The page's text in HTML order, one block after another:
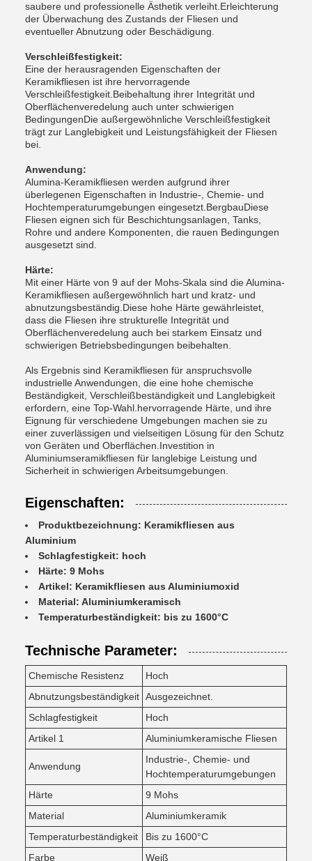
saubere und professionelle Ästhetik verleiht.Erleichterung
der Überwachung des Zustands der Fliesen und
eventueller Abnutzung oder Beschädigung.
Verschleißfestigkeit:
Eine der herausragenden Eigenschaften der
Keramikfliesen ist ihre hervorragende
Verschleißfestigkeit.Beibehaltung ihrer Integrität und
Oberflächenveredelung auch unter schwierigen
BedingungenDie außergewöhnliche Verschleißfestigkeit
trägt zur Langlebigkeit und Leistungsfähigkeit der Fliesen
bei.
Anwendung:
Alumina-Keramikfliesen werden aufgrund ihrer
überlegenen Eigenschaften in Industrie-, Chemie- und
Hochtemperaturumgebungen eingesetzt.BergbauDiese
Fliesen eignen sich für Beschichtungsanlagen, Tanks,
Rohre und andere Komponenten, die rauen Bedingungen
ausgesetzt sind.
Härte:
Mit einer Härte von 9 auf der Mohs-Skala sind die Alumina-
Keramikfliesen außergewöhnlich hart und kratz- und
abnutzungsbeständig.Diese hohe Härte gewährleistet,
dass die Fliesen ihre strukturelle Integrität und
Oberflächenveredelung auch bei starkem Einsatz und
schwierigen Betriebsbedingungen beibehalten.
Als Ergebnis sind Keramikfliesen für anspruchsvolle
industrielle Anwendungen, die eine hohe chemische
Beständigkeit, Verschleißbeständigkeit und Langlebigkeit
erfordern, eine Top-Wahl.hervorragende Härte, und ihre
Eignung für verschiedene Umgebungen machen sie zu
einer zuverlässigen und vielseitigen Lösung für den Schutz
von Geräten und Oberflächen.Investition in
Aluminiumseramikfliesen für langlebige Leistung und
Sicherheit in schwierigen Arbeitsumgebungen.
Eigenschaften:
Produktbezeichnung: Keramikfliesen aus
Aluminium
Schlagfestigkeit: hoch
Härte: 9 Mohs
Artikel: Keramikfliesen aus Aluminiumoxid
Material: Aluminiumkeramisch
Temperaturbeständigkeit: bis zu 1600°C
Technische Parameter:
Chemische Resistenz
Hoch
Abnutzungsbeständigkeit Ausgezeichnet.
Schlagfestigkeit
Hoch
Artikel 1
Aluminiumkeramische Fliesen
Anwendung
Industrie-, Chemie- und
Hochtemperaturumgebungen
Härte
9 Mohs
Material
Aluminiumkeramik
Temperaturbeständigkeit
Bis zu 1600°C
Farbe
Weiß